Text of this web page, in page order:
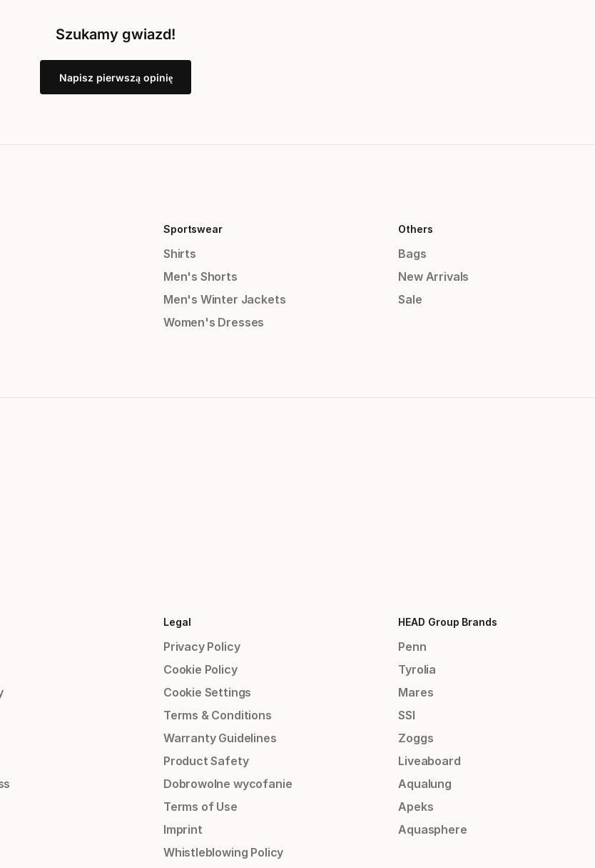
Szukamy gwiazd!
Napisz pierwszą opinię
Sportswear
Shirts
Men's Shorts
Men's Winter Jackets
Women's Dresses
Others
Bags
New Arrivals
Sale
Legal
Privacy Policy
Cookie Policy
Cookie Settings
Terms & Conditions
Warranty Guidelines
Product Safety
Dobrowolne wycofanie
Terms of Use
Imprint
Whistleblowing Policy
HEAD Group Brands
Penn
Tyrolia
Mares
SSI
Zoggs
Liveaboard
Aqualung
Apeks
Aquasphere